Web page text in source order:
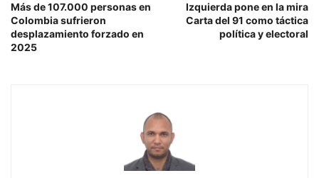
Más de 107.000 personas en
Colombia sufrieron
desplazamiento forzado en
2025
Izquierda pone en la mira
Carta del 91 como táctica
política y electoral